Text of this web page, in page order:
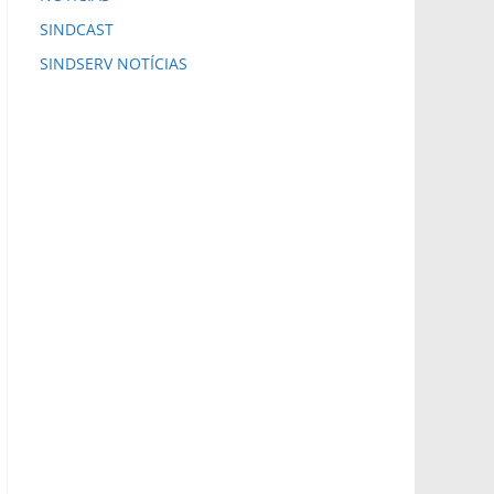
SINDCAST
SINDSERV NOTÍCIAS